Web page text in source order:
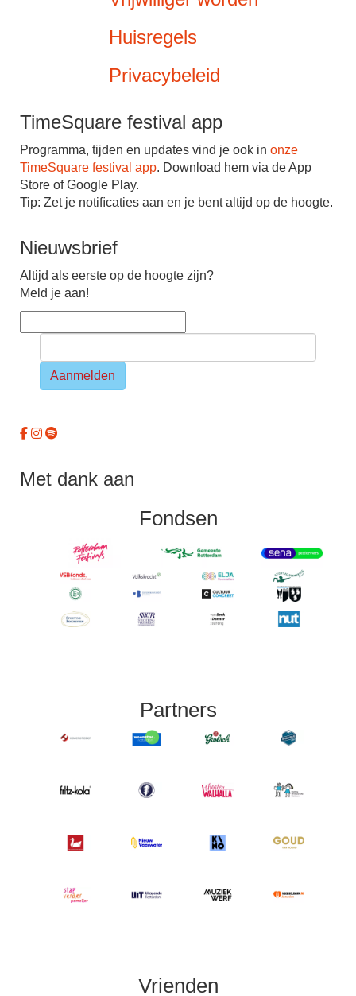
Huisregels
Privacybeleid
TimeSquare festival app
Programma, tijden en updates vind je ook in onze
TimeSquare festival app. Download hem via de App
Store of Google Play.
Tip: Zet je notiﬁcaties aan en je bent altijd op de hoogte.
Nieuwsbrief
Altijd als eerste op de hoogte zijn?
Meld je aan!
Aanmelden
Met dank aan
Fondsen
Partners
Vrienden